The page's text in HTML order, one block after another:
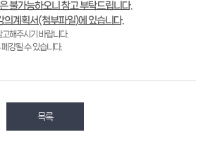
불가능하오니 참고 부탁드립니다.
의계획서(첨부파일)에 있습니다.
해주시기 바랍니다.
강될 수 있습니다.
목록